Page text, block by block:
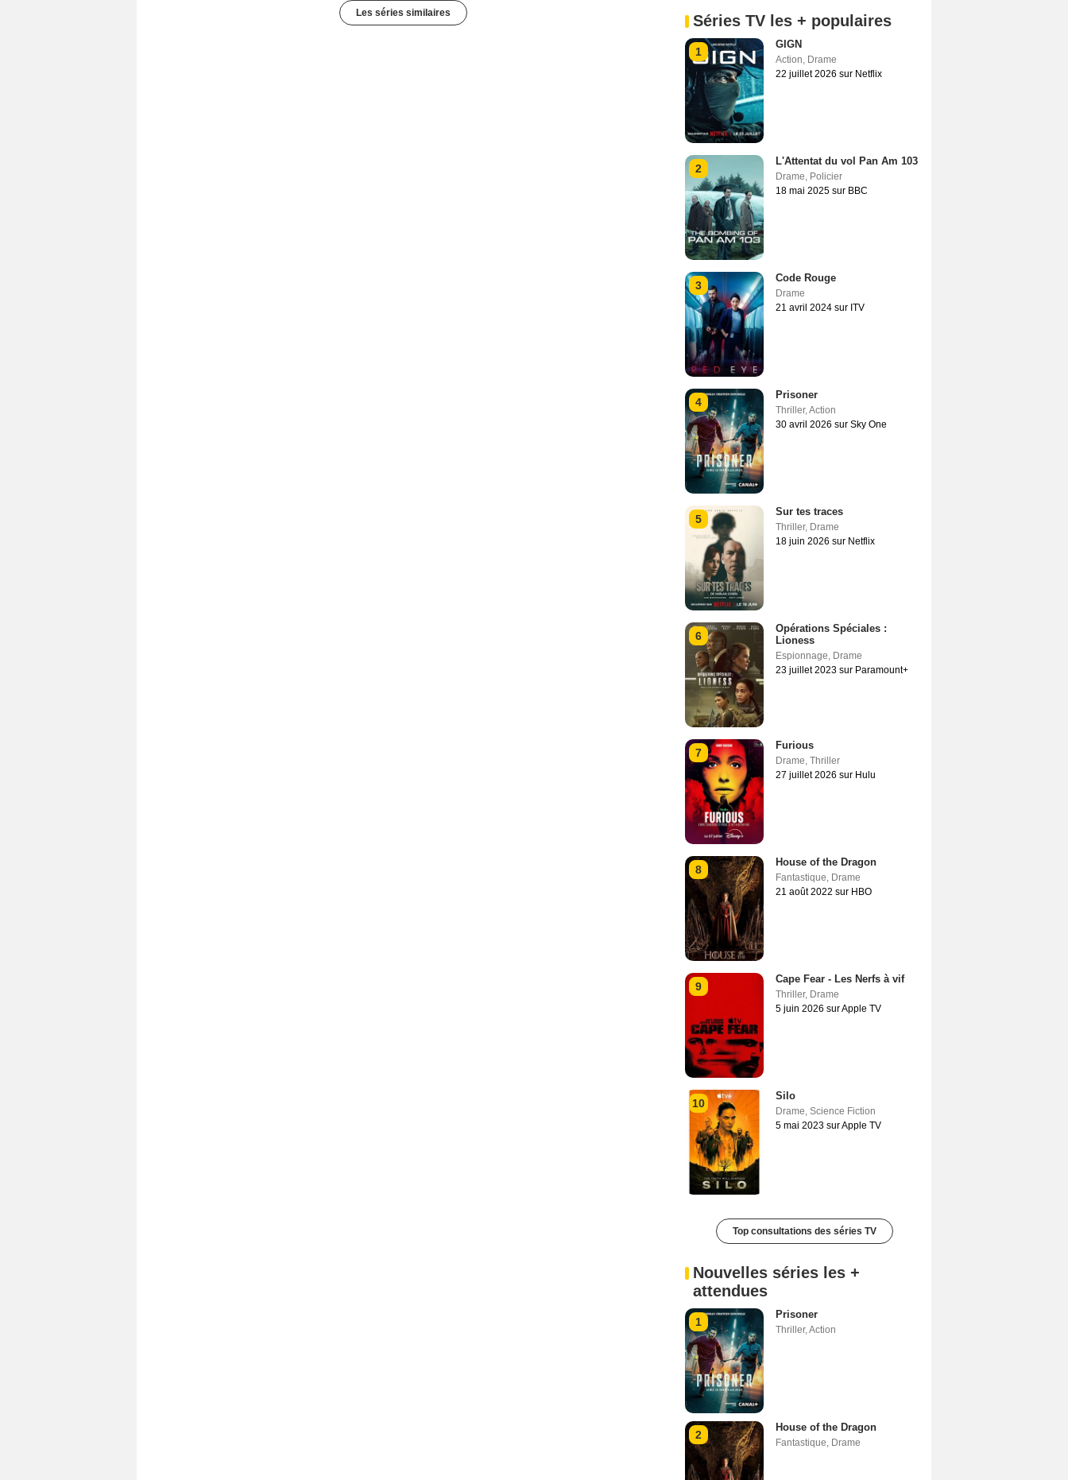
Les séries similaires Séries TV les + populaires
1
GIGN
Action, Drame
22 juillet 2026 sur Netflix
2
L'Attentat du vol Pan Am 103
Drame, Policier
18 mai 2025 sur BBC
3
Code Rouge
Drame
21 avril 2024 sur ITV
4
Prisoner
Thriller,Action
30 avril 2026 sur Sky One
5
Sur tes traces
Thriller, Drame
18 juin 2026 sur Netflix
6
Opérations Spéciales :
Lioness
Espionnage, Drame
23 juillet 2023 sur Paramount+
7
Furious
Drame, Thriller
27 juillet 2026 sur Hulu
8
House of the Dragon
Fantastique, Drame
21 août 2022 sur HBO
9
Cape Fear - Les Nerfs à vif
Thriller, Drame
5 juin 2026 sur Apple TV
10
Silo
Drame, Science Fiction
5 mai 2023 sur Apple TV
Top consultations des séries TV
Nouvelles séries les +
attendues
1
Prisoner
Thriller,Action
2
House of the Dragon
Fantastique, Drame